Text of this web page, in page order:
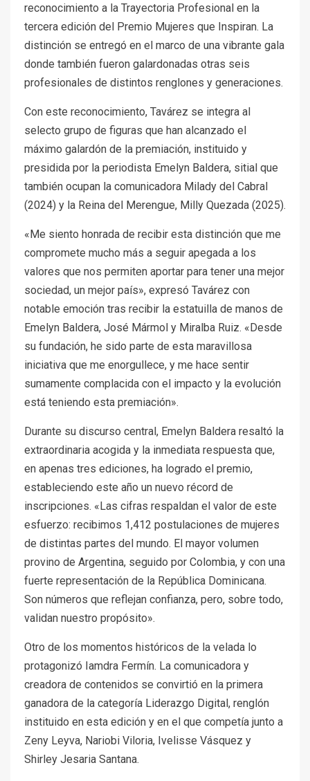
reconocimiento a la Trayectoria Profesional en la
tercera edición del Premio Mujeres que Inspiran. La
distinción se entregó en el marco de una vibrante gala
donde también fueron galardonadas otras seis
profesionales de distintos renglones y generaciones.
Con este reconocimiento, Tavárez se integra al
selecto grupo de figuras que han alcanzado el
máximo galardón de la premiación, instituido y
presidida por la periodista Emelyn Baldera, sitial que
también ocupan la comunicadora Milady del Cabral
(2024) y la Reina del Merengue, Milly Quezada (2025).
«Me siento honrada de recibir esta distinción que me
compromete mucho más a seguir apegada a los
valores que nos permiten aportar para tener una mejor
sociedad, un mejor país», expresó Tavárez con
notable emoción tras recibir la estatuilla de manos de
Emelyn Baldera, José Mármol y Miralba Ruiz. «Desde
su fundación, he sido parte de esta maravillosa
iniciativa que me enorgullece, y me hace sentir
sumamente complacida con el impacto y la evolución
está teniendo esta premiación».
Durante su discurso central, Emelyn Baldera resaltó la
extraordinaria acogida y la inmediata respuesta que,
en apenas tres ediciones, ha logrado el premio,
estableciendo este año un nuevo récord de
inscripciones. «Las cifras respaldan el valor de este
esfuerzo: recibimos 1,412 postulaciones de mujeres
de distintas partes del mundo. El mayor volumen
provino de Argentina, seguido por Colombia, y con una
fuerte representación de la República Dominicana.
Son números que reflejan confianza, pero, sobre todo,
validan nuestro propósito».
Otro de los momentos históricos de la velada lo
protagonizó Iamdra Fermín. La comunicadora y
creadora de contenidos se convirtió en la primera
ganadora de la categoría Liderazgo Digital, renglón
instituido en esta edición y en el que competía junto a
Zeny Leyva, Nariobi Viloria, Ivelisse Vásquez y
Shirley Jesaria Santana.